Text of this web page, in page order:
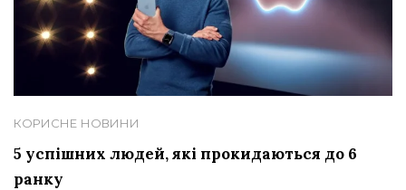
КОРИСНЕ НОВИНИ
5 успішних людей, які прокидаються до 6
ранку